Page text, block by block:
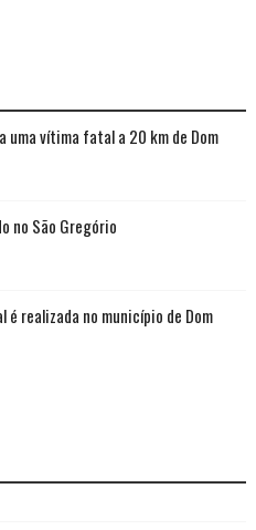
uma vítima fatal a 20 km de Dom
no São Gregório
é realizada no município de Dom